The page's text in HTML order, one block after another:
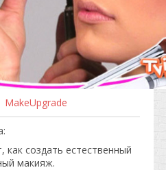
MakeUpgrade
:
создать естественный
макияж.